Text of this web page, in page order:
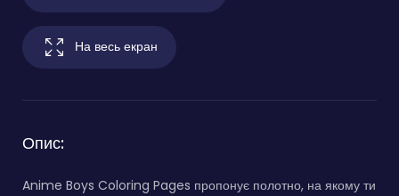
На весь екран
Опис:
Anime Boys Coloring Pages пропонує полотно, на якому ти